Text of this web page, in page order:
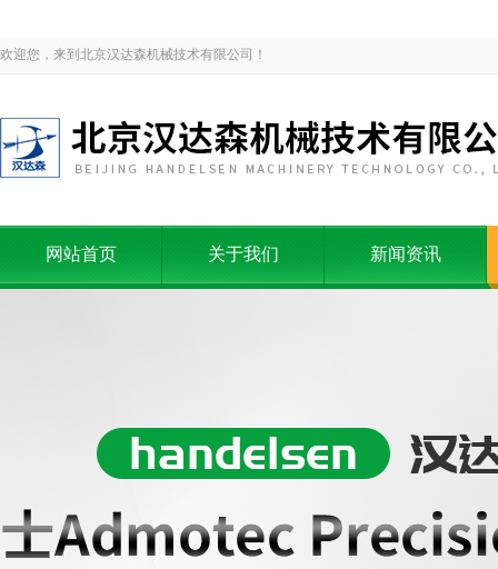
欢迎您，来到北京汉达森机械技术有限公司！
网站首页 关于我们 新闻资讯